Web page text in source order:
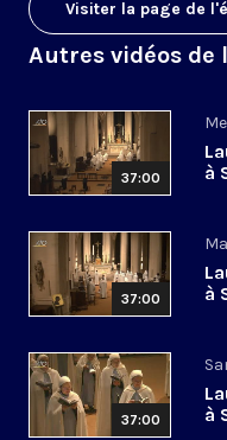
Visiter la page de
Autres vidéos de
37:00
à
37:00
à
37:00
à